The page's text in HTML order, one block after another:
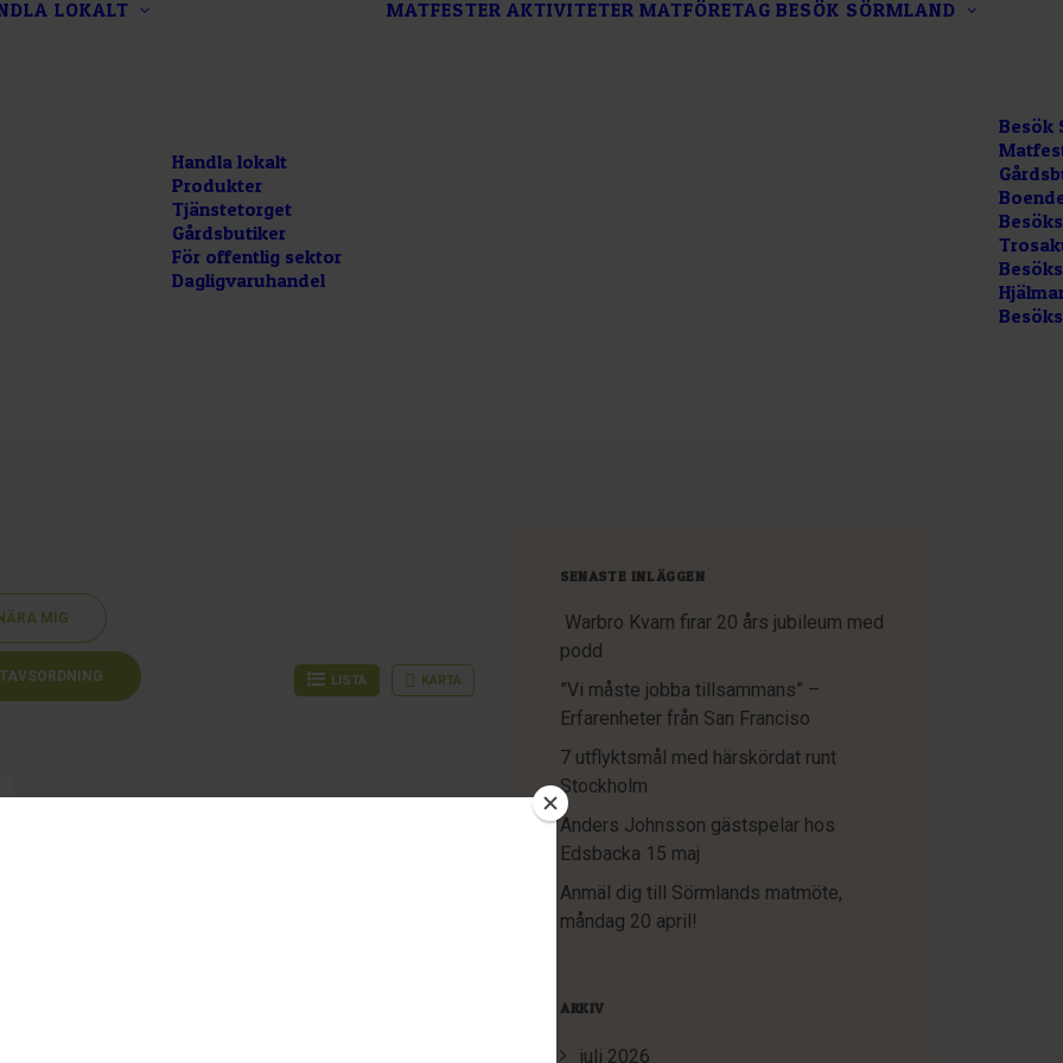
LOKALT
Handla lokalt
Produkter
Tjänstetorget
Gårdsbutiker
För offentlig sektor
Dagligvaruhandel
MATFESTER AKTIVITETER MATFÖRETAG BESÖK SÖRMLAND
Besök
MIG
LISTA KARTA
SENASTE INLÄGGEN
Warbro Kvarn firar 20 års jubileum med
podd
”Vi måste jobba tillsammans” –
Erfarenheter från San Franciso
7 utflyktsmål med härskördat runt
Stockholm
Anders Johnsson gästspelar hos
Edsbacka 15 maj
Anmäl dig till Sörmlands matmöte,
måndag 20 april!
ARKIV
juli 2026